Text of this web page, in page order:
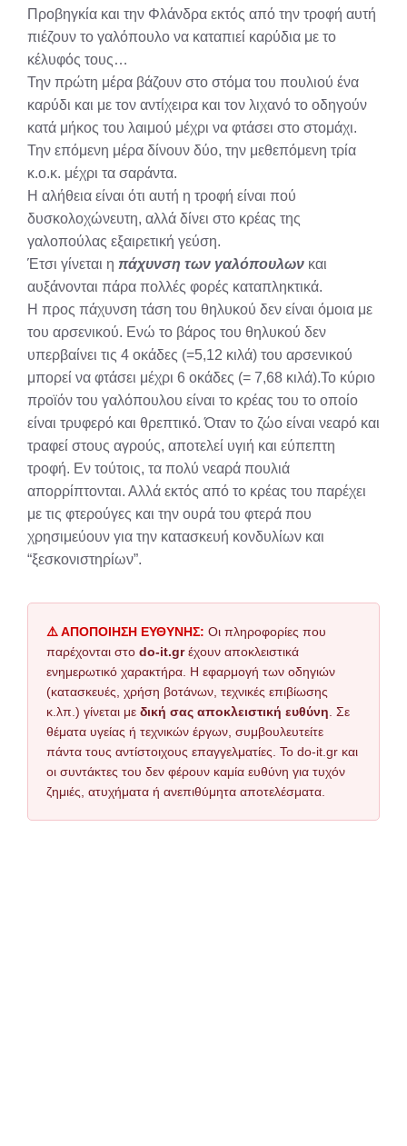
Προβηγκία και την Φλάνδρα εκτός από την τροφή αυτή
πιέζουν το γαλόπουλο να καταπιεί καρύδια με το
κέλυφός τους…
Την πρώτη μέρα βάζουν στο στόμα του πουλιού ένα
καρύδι και με τον αντίχειρα και τον λιχανό το οδηγούν
κατά μήκος του λαιμού μέχρι να φτάσει στο στομάχι.
Την επόμενη μέρα δίνουν δύο, την μεθεπόμενη τρία
κ.ο.κ. μέχρι τα σαράντα.
Η αλήθεια είναι ότι αυτή η τροφή είναι πού
δυσκολοχώνευτη, αλλά δίνει στο κρέας της
γαλοπούλας εξαιρετική γεύση.
Έτσι γίνεται η πάχυνση των γαλόπουλων και
αυξάνονται πάρα πολλές φορές καταπληκτικά.
Η προς πάχυνση τάση του θηλυκού δεν είναι όμοια με
του αρσενικού. Ενώ το βάρος του θηλυκού δεν
υπερβαίνει τις 4 οκάδες (=5,12 κιλά) του αρσενικού
μπορεί να φτάσει μέχρι 6 οκάδες (= 7,68 κιλά).Το κύριο
προϊόν του γαλόπουλου είναι το κρέας του το οποίο
είναι τρυφερό και θρεπτικό. Όταν το ζώο είναι νεαρό και
τραφεί στους αγρούς, αποτελεί υγιή και εύπεπτη
τροφή. Εν τούτοις, τα πολύ νεαρά πουλιά
απορρίπτονται. Αλλά εκτός από το κρέας του παρέχει
με τις φτερούγες και την ουρά του φτερά που
χρησιμεύουν για την κατασκευή κονδυλίων και
“ξεσκονιστηρίων”.
⚠️ ΑΠΟΠΟΙΗΣΗ ΕΥΘΥΝΗΣ: Οι πληροφορίες που
παρέχονται στο do-it.grέχουν αποκλειστικά
ενημερωτικό χαρακτήρα. Η εφαρμογή των οδηγιών
(κατασκευές, χρήση βοτάνων, τεχνικές επιβίωσης
κ.λπ.) γίνεται με δική σας αποκλειστική ευθύνη . Σε
θέματα υγείας ή τεχνικών έργων, συμβουλευτείτε
πάντα τους αντίστοιχους επαγγελματίες. Το do-it.gr και
οι συντάκτες του δεν φέρουν καμία ευθύνη για τυχόν
ζημιές, ατυχήματα ή ανεπιθύμητα αποτελέσματα.